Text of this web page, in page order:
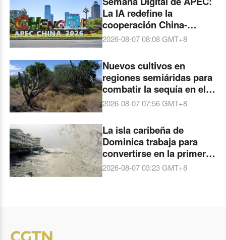
La IA redefine la
cooperación China-
América Latina
2026-08-07 08:08GMT+8
Nuevos cultivos en
regiones semiáridas para
combatir la sequía en el
noreste de Brasil
2026-08-07 07:56GMT+8
La isla caribeña de
Dominica trabaja para
convertirse en la primera
nación resistente al clima
2026-08-07 03:23GMT+8